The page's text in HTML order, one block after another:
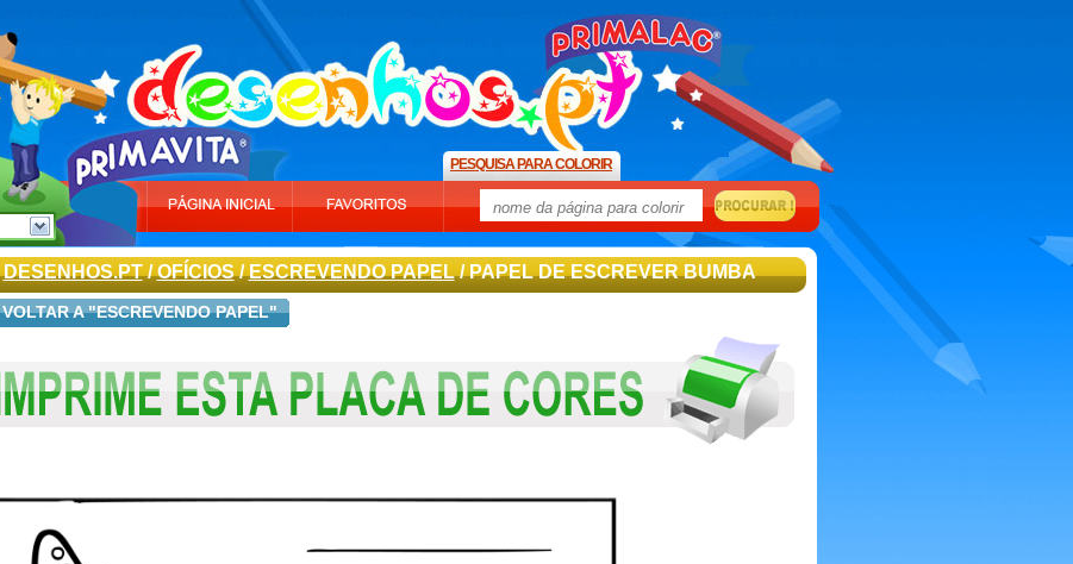
PESQUISA PARA COLORIR
DESENHOS.PT/OFÍCIOS/ESCREVENDO PAPEL/ PAPEL DE ESCREVER BUMBA
VOLTAR A "ESCREVENDO PAPEL"